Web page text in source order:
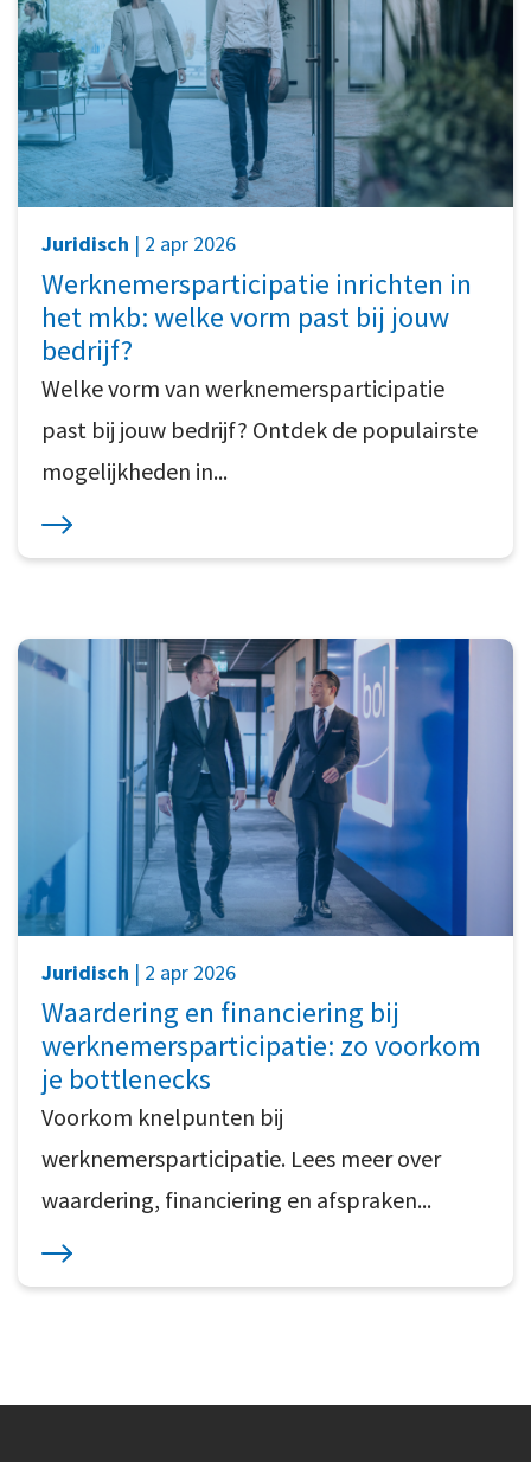
Juridisch | 2 apr 2026
Werknemersparticipatie inrichten in
het mkb: welke vorm past bij jouw
bedrijf?
Welke vorm van werknemersparticipatie
past bij jouw bedrijf? Ontdek de populairste
mogelijkheden in...
Juridisch | 2 apr 2026
Waardering en financiering bij
werknemersparticipatie: zo voorkom
je bottlenecks
Voorkom knelpunten bij
werknemersparticipatie. Lees meer over
waardering, financiering en afspraken...